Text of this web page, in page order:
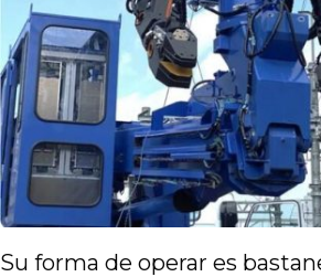
Su forma de operar es